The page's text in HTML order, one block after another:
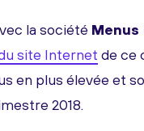
la société
site Internet de ce
en plus élevée et
2018.